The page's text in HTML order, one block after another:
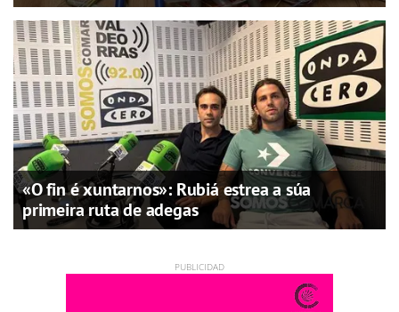
«O fin é xuntarnos»: Rubiá estrea a súa
primeira ruta de adegas